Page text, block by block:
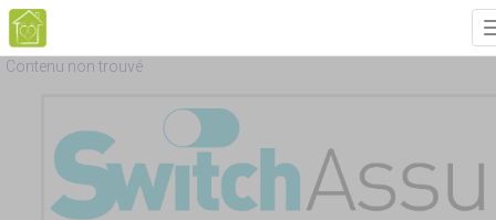
Contenu non trouvé